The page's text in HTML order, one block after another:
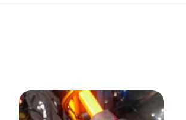
Este
producto